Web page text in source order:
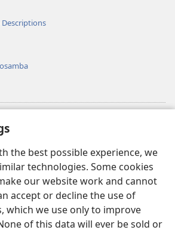
the best possible experience, we
technologies. Some cookies
our website work and cannot
accept or decline the use of
which we use only to improve
of this data will ever be sold or
oyo ezali na Internet
®